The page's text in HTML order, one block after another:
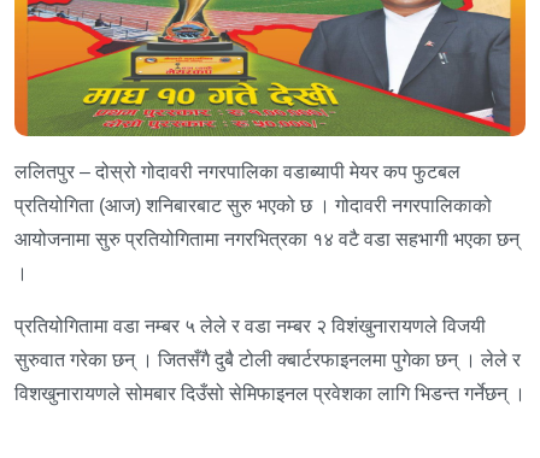
ललितपुर – दोस्रो गोदावरी नगरपालिका वडाब्यापी मेयर कप फुटबल
प्रतियोगिता (आज) शनिबारबाट सुरु भएको छ । गोदावरी नगरपालिकाको
आयोजनामा सुरु प्रतियोगितामा नगरभित्रका १४ वटै वडा सहभागी भएका छन्
।
प्रतियोगितामा वडा नम्बर ५ लेले र वडा नम्बर २ विशंखुनारायणले विजयी
सुरुवात गरेका छन् । जितसँगै दुबै टोली क्बार्टरफाइनलमा पुगेका छन् । लेले र
विशखुनारायणले सोमबार दिउँसो सेमिफाइनल प्रवेशका लागि भिडन्त गर्नेछन् ।